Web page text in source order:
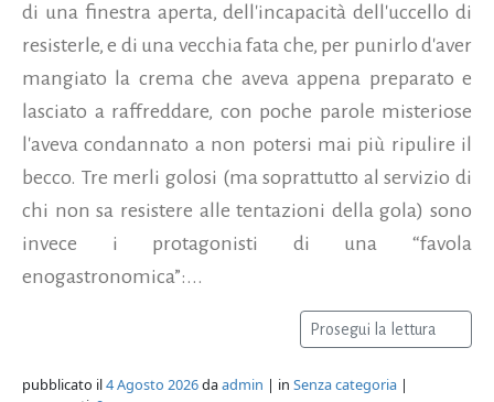
di una finestra aperta, dell'incapacità dell'uccello di
resisterle, e di una vecchia fata che, per punirlo d'aver
mangiato la crema che aveva appena preparato e
lasciato a raffreddare, con poche parole misteriose
l'aveva condannato a non potersi mai più ripulire il
becco. Tre merli golosi (ma soprattutto al servizio di
chi non sa resistere alle tentazioni della gola) sono
invece i protagonisti di una “favola
enogastronomica”:...
Prosegui la lettura
pubblicato il4 Agosto 2026daadmin | in Senza categoria |